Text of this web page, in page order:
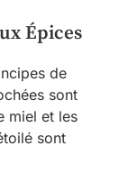
Épices
de
sont
miel et les
sont